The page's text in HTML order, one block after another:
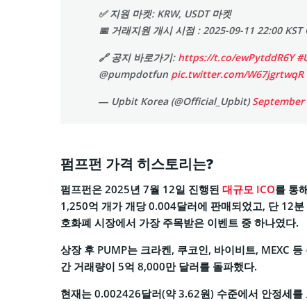
✅ 지원 마켓: KRW, USDT 마켓
📅 거래지원 개시 시점 : 2025-09-11 22:00 KST
🔗 공지 바로가기: https://t.co/ewPytddR6Y
@pumpdotfun pic.twitter.com/W67jgrtwqR
— Upbit Korea (@Official_Upbit)September
펌프펀 가격 히스토리는?
펌프펀은 2025년 7월 12일 진행된 대규모 ICO를 통
1,250억 개가 개당 0.004달러에 판매되었고, 단 12
호화폐 시장에서 가장 주목받은 이벤트 중 하나였다.
상장 후 PUMP는 크라켄, 쿠코인, 바이비트, MEXC 등
간 거래량이 5억 8,000만 달러를 돌파했다.
현재는 0.002426달러(약 3.62원) 수준에서 안정세